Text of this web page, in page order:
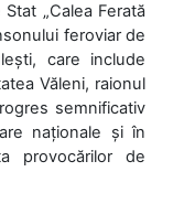
„Calea Ferată
feroviar de
care include
Văleni, raionul
semnificativ
naționale și în
provocărilor de